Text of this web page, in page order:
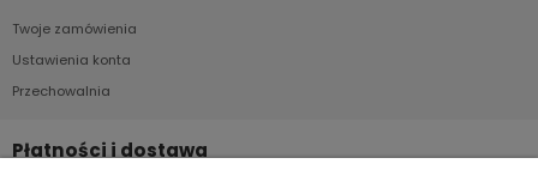
Twoje zamówienia
Ustawienia konta
Przechowalnia
Płatności i dostawa